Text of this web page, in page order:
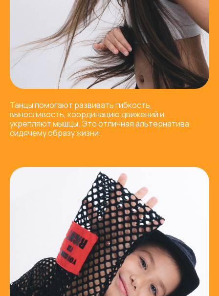
Танцы помогают развивать гибкость,
выносливость, координацию движений и
укрепляют мышцы. Это отличная альтернатива
сидячему образу жизни.